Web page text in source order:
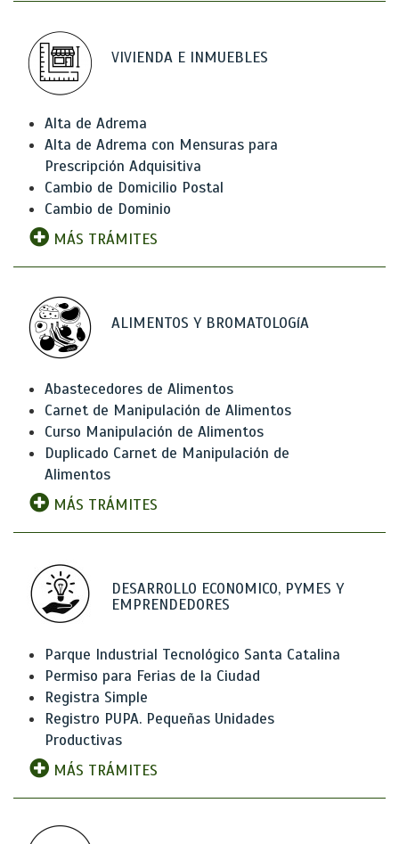
VIVIENDA E INMUEBLES
Alta de Adrema
Alta de Adrema con Mensuras para
Prescripción Adquisitiva
Cambio de Domicilio Postal
Cambio de Dominio
MÁS TRÁMITES
ALIMENTOS Y BROMATOLOGíA
Abastecedores de Alimentos
Carnet de Manipulación de Alimentos
Curso Manipulación de Alimentos
Duplicado Carnet de Manipulación de
Alimentos
MÁS TRÁMITES
DESARROLLO ECONOMICO, PYMES Y
EMPRENDEDORES
Parque Industrial Tecnológico Santa Catalina
Permiso para Ferias de la Ciudad
Registra Simple
Registro PUPA. Pequeñas Unidades
Productivas
MÁS TRÁMITES